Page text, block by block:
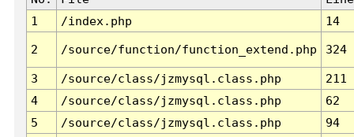
1
/index.php 14
2 /source/function/function_extend.php 324
3 /source/class/jzmysql.class.php
211
4
/source/class/jzmysql.class.php
62
5
/source/class/jzmysql.class.php
94